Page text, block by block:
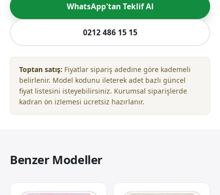
WhatsApp'tan Teklif Al
0212 486 15 15
Toptan satış: Fiyatlar sipariş adedine göre kademeli
belirlenir. Model kodunu ileterek adet bazlı güncel
fiyat listesini isteyebilirsiniz. Kurumsal siparişlerde
kadran ön izlemesi ücretsiz hazırlanır.
Benzer Modeller